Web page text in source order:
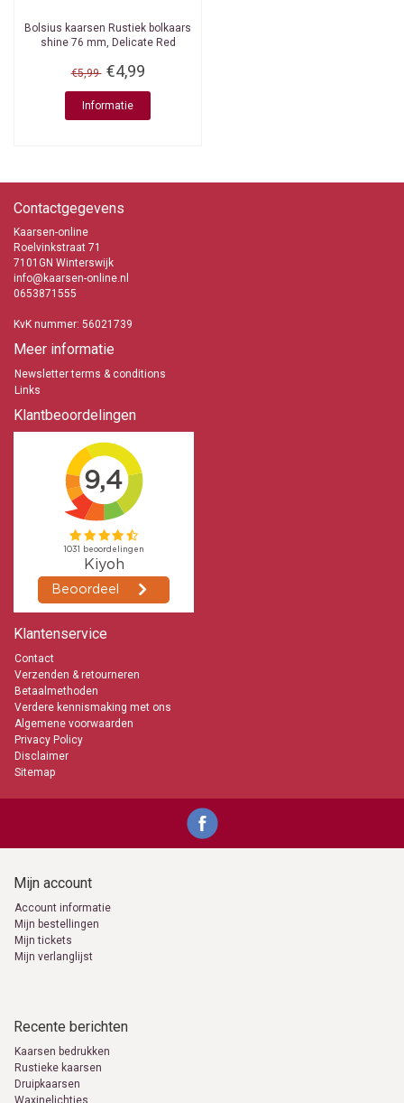
Bolsius kaarsen Rustiek bolkaars
shine 76 mm, Delicate Red
€5,99 €4,99
Informatie
Contactgegevens
Kaarsen-online
Roelvinkstraat 71
7101GN Winterswijk
info@kaarsen-online.nl
0653871555
KvK nummer: 56021739
Meer informatie
Newsletter terms & conditions
Links
Klantbeoordelingen
Klantenservice
Contact
Verzenden & retourneren
Betaalmethoden
Verdere kennismaking met ons
Algemene voorwaarden
Privacy Policy
Disclaimer
Sitemap
Mijn account
Account informatie
Mijn bestellingen
Mijn tickets
Mijn verlanglijst
Recente berichten
Kaarsen bedrukken
Rustieke kaarsen
Druipkaarsen